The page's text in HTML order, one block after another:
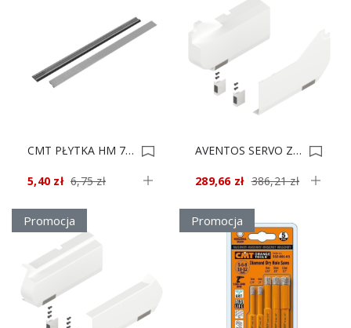
CMT PŁYTKA HM 7,5x12x1.5mm HC05 Uni 75122 0020708
5,40 zł 6,75 zł
AVENTOS SERVO ZAŚLEPKI BIAŁE 21L8020 *** 0020421
289,66 zł 386,21 zł
Promocja Promocja